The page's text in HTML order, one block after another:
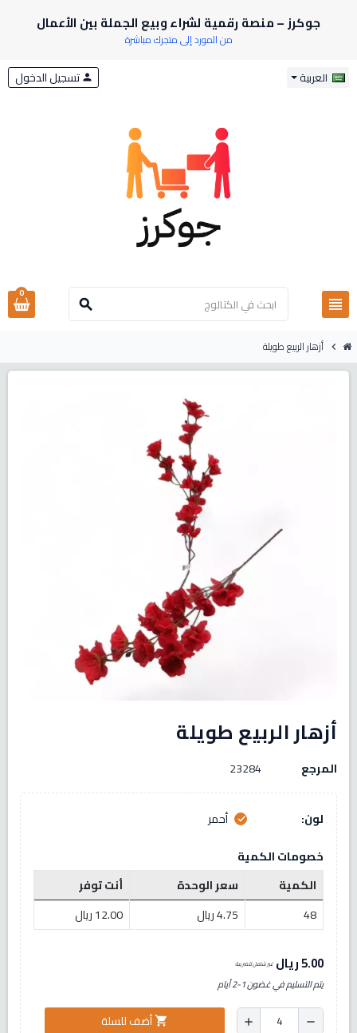
جوكرز – منصة رقمية لشراء وبيع الجملة بين الأعمال
من المورد إلى متجرك مباشرة
العربية
view_headline
search
person تسجيل الدخول
0
chevron_right أزهار الربيع طويلة
أزهار الربيع طويلة
المرجع 23284
لون: check
أحمر
خصومات الكمية
الكمية
سعر الوحدة
أنت توفر
48
4.75 ريال 12.00 ريال
5.00 ريال غير شامل للضريبة
يتم التسليم في غضون 1-2 أيام
remove
add
shopping_cartأضف للسلة